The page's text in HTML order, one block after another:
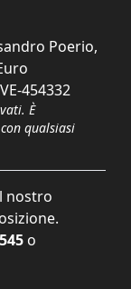
Poerio,
454332
È
qualsiasi
nostro
o